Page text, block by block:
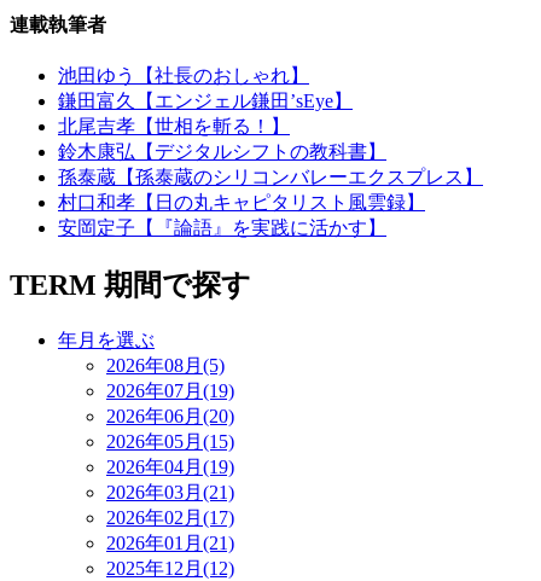
連載執筆者
池田ゆう【社長のおしゃれ】
鎌田富久【エンジェル鎌田’sEye】
北尾吉孝【世相を斬る！】
鈴木康弘【デジタルシフトの教科書】
孫泰蔵【孫泰蔵のシリコンバレーエクスプレス】
村口和孝【日の丸キャピタリスト風雲録】
安岡定子【『論語』を実践に活かす】
TERM 期間で探す
年月を選ぶ
2026年08月(5)
2026年07月(19)
2026年06月(20)
2026年05月(15)
2026年04月(19)
2026年03月(21)
2026年02月(17)
2026年01月(21)
2025年12月(12)